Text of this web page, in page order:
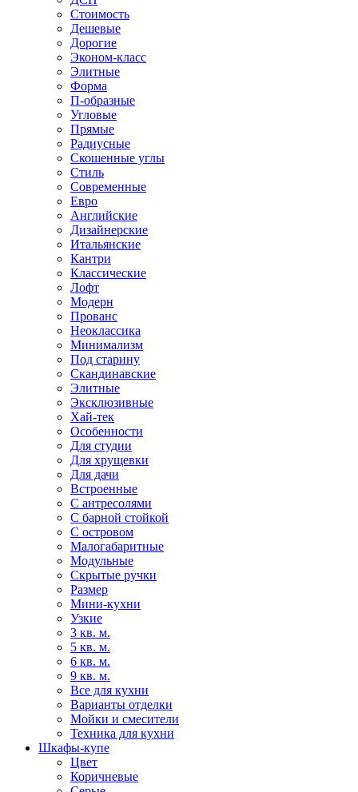
Стоимость
Дешевые
Дорогие
Эконом-класс
Элитные
Форма
П-образные
Угловые
Прямые
Радиусные
Скошенные углы
Стиль
Современные
Евро
Английские
Дизайнерские
Итальянские
Кантри
Классические
Лофт
Модерн
Прованс
Неоклассика
Минимализм
Под старину
Скандинавские
Элитные
Эксклюзивные
Хай-тек
Особенности
Для студии
Для хрущевки
Для дачи
Встроенные
С антресолями
С барной стойкой
С островом
Малогабаритные
Модульные
Скрытые ручки
Размер
Мини-кухни
Узкие
3 кв. м.
5 кв. м.
6 кв. м.
9 кв. м.
Все для кухни
Варианты отделки
Мойки и смесители
Техника для кухни
Шкафы-купе
Цвет
Коричневые